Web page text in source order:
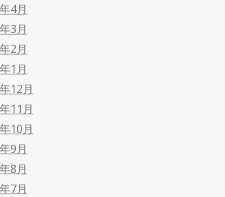
4月
3月
2月
1月
12月
11月
10月
9月
8月
7月